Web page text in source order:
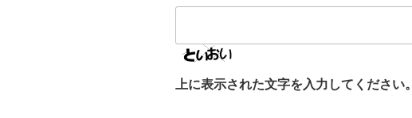
上に表示された文字を入力してください。